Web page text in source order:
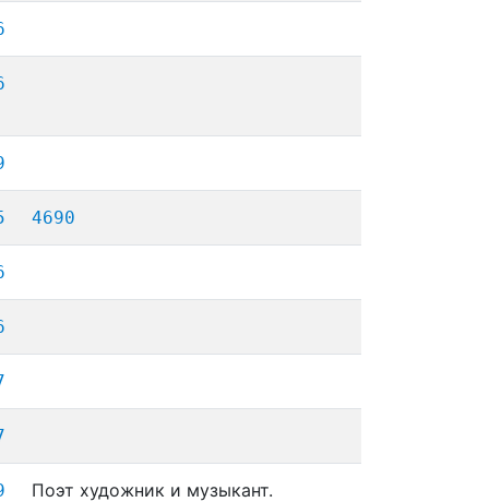
4690
Поэт художник и музыкант.